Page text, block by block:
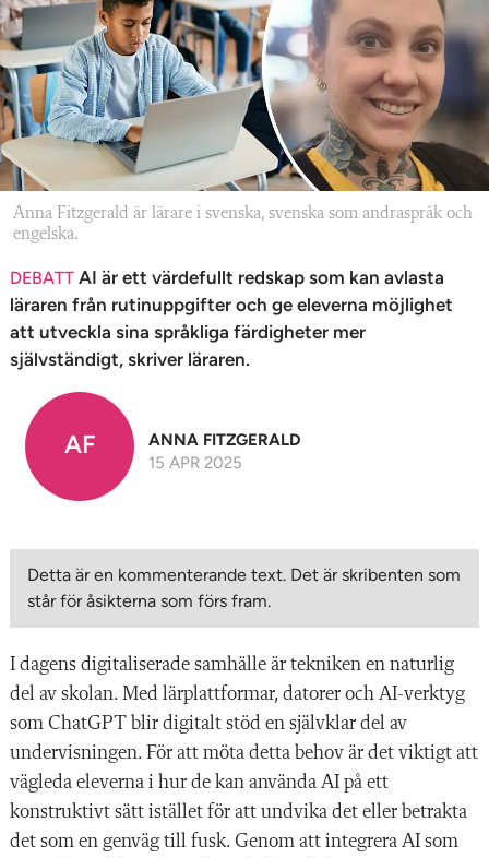
Anna Fitzgerald är lärare i svenska, svenska som andraspråk och
engelska.
DEBATT AI är ett värdefullt redskap som kan avlasta
läraren från rutinuppgifter och ge eleverna möjlighet
att utveckla sina språkliga färdigheter mer
självständigt, skriver läraren.
AF
ANNA FITZGERALD
15 APR 2025
Detta är en kommenterande text. Det är skribenten som
står för åsikterna som förs fram.
I dagens digitaliserade samhälle är tekniken en naturlig
del av skolan. Med lärplattformar, datorer och AI-verktyg
som ChatGPT blir digitalt stöd en självklar del av
undervisningen. För att möta detta behov är det viktigt att
vägleda eleverna i hur de kan använda AI på ett
konstruktivt sätt istället för att undvika det eller betrakta
det som en genväg till fusk. Genom att integrera AI som